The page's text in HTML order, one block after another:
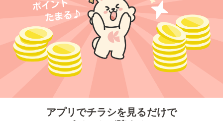
アプリでチラシを見るだけで